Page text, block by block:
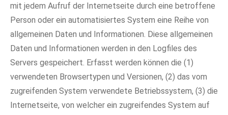
mit jedem Aufruf der Internetseite durch eine betroffene
Person oder ein automatisiertes System eine Reihe von
allgemeinen Daten und Informationen. Diese allgemeinen
Daten und Informationen werden in den Logfiles des
Servers gespeichert. Erfasst werden können die (1)
verwendeten Browsertypen und Versionen, (2) das vom
zugreifenden System verwendete Betriebssystem, (3) die
Internetseite, von welcher ein zugreifendes System auf